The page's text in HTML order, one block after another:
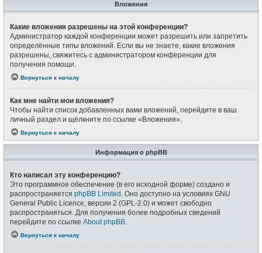
Вложения
Какие вложения разрешены на этой конференции?
Администратор каждой конференции может разрешить или запретить
определённые типы вложений. Если вы не знаете, какие вложения
разрешены, свяжитесь с администратором конференции для
получения помощи.
Вернуться к началу
Как мне найти мои вложения?
Чтобы найти список добавленных вами вложений, перейдите в ваш
личный раздел и щёлкните по ссылке «Вложения».
Вернуться к началу
Информация о phpBB
Кто написал эту конференцию?
Это программное обеспечение (в его исходной форме) создано и
распространяется phpBB Limited . Оно доступно на условиях GNU
General Public Licence, версии 2 (GPL-2.0) и может свободно
распространяться. Для получения более подробных сведений
перейдите по ссылке About phpBB
Вернуться к началу